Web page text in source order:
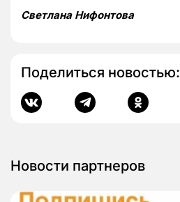
Светлана Нифонтова
Поделиться новостью:
Новости партнеров